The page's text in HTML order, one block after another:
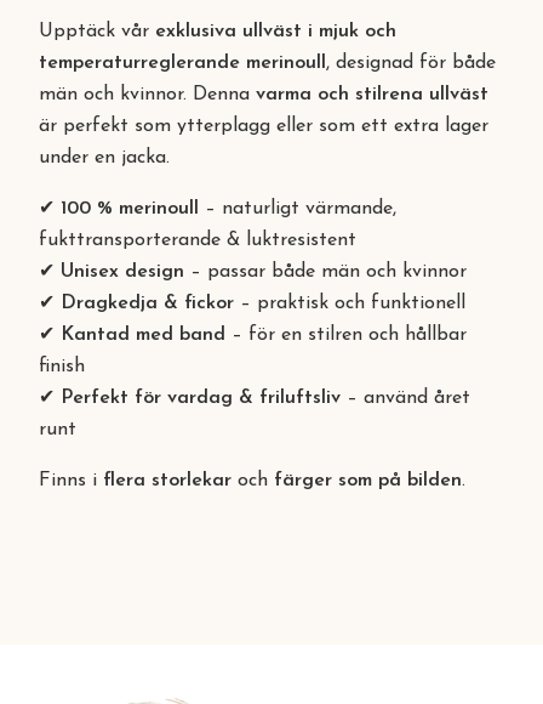
Upptäck vår exklusiva ullväst i mjuk och
temperaturreglerande merinoull , designad för både
män och kvinnor. Denna varma och stilrena ullväst
är perfekt som ytterplagg eller som ett extra lager
under en jacka.
✔ 100 % merinoull
– naturligt värmande,
fukttransporterande & luktresistent
✔ Unisex design – passar både män och kvinnor
✔ Dragkedja & fickor – praktisk och funktionell
✔ Kantad med band
– för en stilren och hållbar
finish
✔ Perfekt för vardag & friluftsliv – använd året
runt
Finns i flera storlekar och färger som på bilden.